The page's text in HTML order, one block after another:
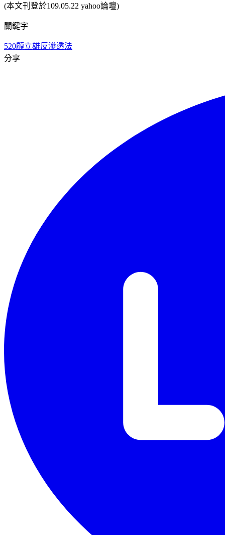
(本文刊登於109.05.22 yahoo論壇)
關鍵字
520顧立雄反滲透法
分享